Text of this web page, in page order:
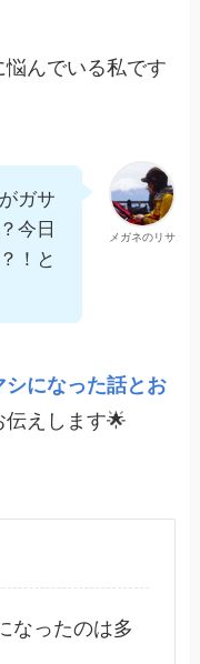
んでいる私です
メガネのリサ
ガサ
今日
！と
シになった話とお
伝えします🌟
なったのは多